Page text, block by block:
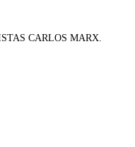
CARLOS MARX.